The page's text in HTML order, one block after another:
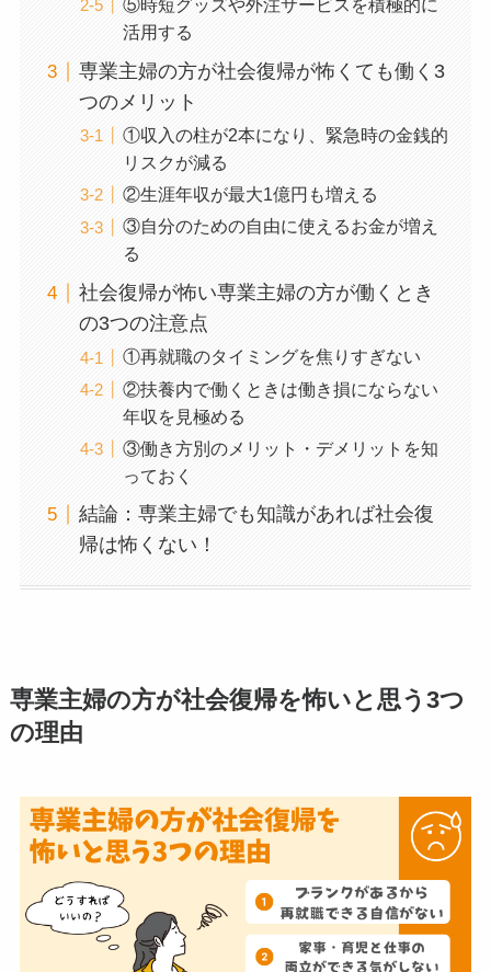
⑤時短グッズや外注サービスを積極的に
活用する
専業主婦の方が社会復帰が怖くても働く3
つのメリット
①収入の柱が2本になり、緊急時の金銭的
リスクが減る
②生涯年収が最大1億円も増える
③自分のための自由に使えるお金が増え
る
社会復帰が怖い専業主婦の方が働くとき
の3つの注意点
①再就職のタイミングを焦りすぎない
②扶養内で働くときは働き損にならない
年収を見極める
③働き方別のメリット・デメリットを知
っておく
結論：専業主婦でも知識があれば社会復
帰は怖くない！
専業主婦の方が社会復帰を怖いと思う3つ
の理由